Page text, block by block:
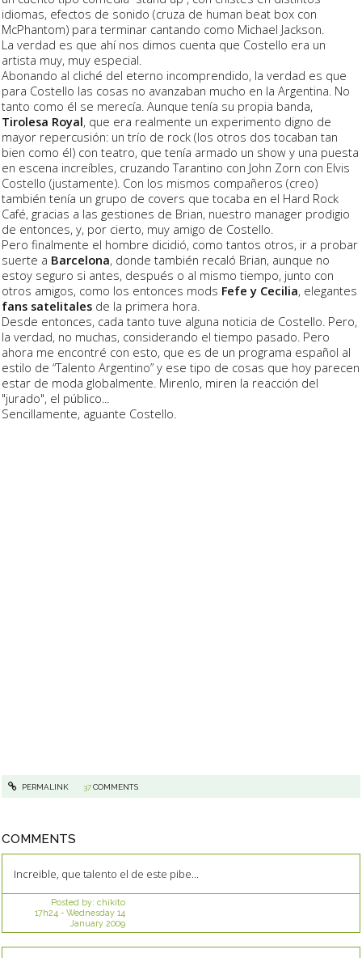
idiomas, efectos de sonido (cruza de human beat box con
McPhantom) para terminar cantando como Michael Jackson.
La verdad es que ahí nos dimos cuenta que Costello era un
artista muy, muy especial.
Abonando al cliché del eterno incomprendido, la verdad es que
para Costello las cosas no avanzaban mucho en la Argentina. No
tanto como él se merecía. Aunque tenía su propia banda,
Tirolesa Royal, que era realmente un experimento digno de
mayor repercusión: un trío de rock (los otros dos tocaban tan
bien como él) con teatro, que tenía armado un show y una puesta
en escena increíbles, cruzando Tarantino con John Zorn con Elvis
Costello (justamente). Con los mismos compañeros (creo)
también tenía un grupo de covers que tocaba en el Hard Rock
Café, gracias a las gestiones de Brian, nuestro manager prodigio
de entonces, y, por cierto, muy amigo de Costello.
Pero finalmente el hombre dicidió, como tantos otros, ir a probar
suerte a Barcelona, donde también recaló Brian, aunque no
estoy seguro si antes, después o al mismo tiempo, junto con
otros amigos, como los entonces mods Fefe y Cecilia, elegantes
fans satelitales de la primera hora.
Desde entonces, cada tanto tuve alguna noticia de Costello. Pero,
la verdad, no muchas, considerando el tiempo pasado. Pero
ahora me encontré con esto, que es de un programa español al
estilo de “Talento Argentino” y ese tipo de cosas que hoy parecen
estar de moda globalmente. Mirenlo, miren la reacción del
"jurado", el público...
Sencillamente, aguante Costello.
PERMALINK 37COMMENTS
COMMENTS
Increible, que talento el de este pibe...
Posted by: chikito
17h24- Wednesday 14
January 2009